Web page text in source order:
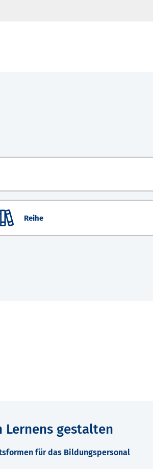
Reihe
Lernens gestalten
für das Bildungspersonal